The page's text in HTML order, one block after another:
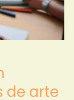
de arte